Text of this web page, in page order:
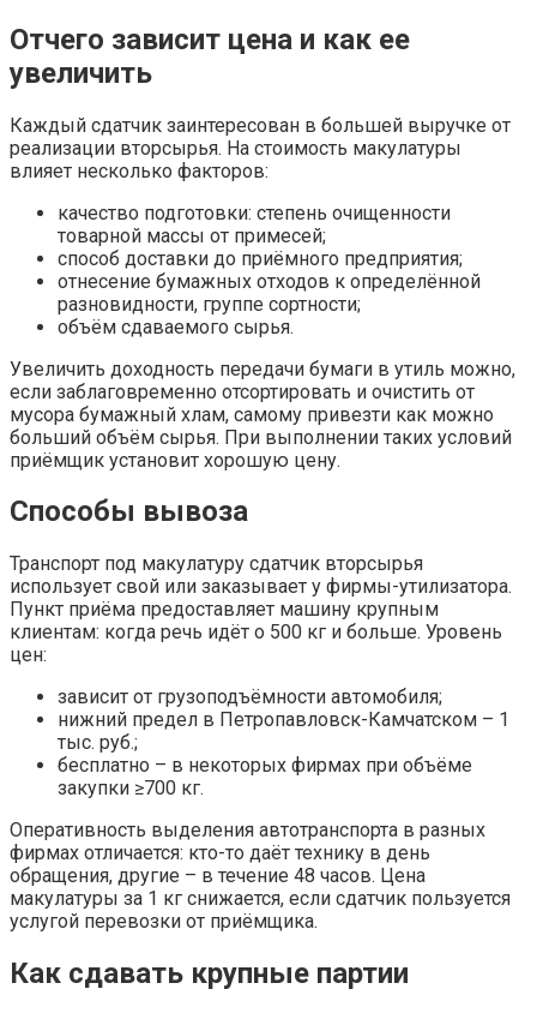
Отчего зависит цена и как ее
увеличить
Каждый сдатчик заинтересован в большей выручке от
реализации вторсырья. На стоимость макулатуры
влияет несколько факторов:
качество подготовки: степень очищенности
товарной массы от примесей;
способ доставки до приёмного предприятия;
отнесение бумажных отходов к определённой
разновидности, группе сортности;
объём сдаваемого сырья.
Увеличить доходность передачи бумаги в утиль можно,
если заблаговременно отсортировать и очистить от
мусора бумажный хлам, самому привезти как можно
больший объём сырья. При выполнении таких условий
приёмщик установит хорошую цену.
Способы вывоза
Транспорт под макулатуру сдатчик вторсырья
использует свой или заказывает у фирмы-утилизатора.
Пункт приёма предоставляет машину крупным
клиентам: когда речь идёт о 500 кг и больше. Уровень
цен:
зависит от грузоподъёмности автомобиля;
нижний предел в Петропавловск-Камчатском – 1
тыс. руб.;
бесплатно – в некоторых фирмах при объёме
закупки ≥700 кг.
Оперативность выделения автотранспорта в разных
фирмах отличается: кто-то даёт технику в день
обращения, другие – в течение 48 часов. Цена
макулатуры за 1 кг снижается, если сдатчик пользуется
услугой перевозки от приёмщика.
Как сдавать крупные партии